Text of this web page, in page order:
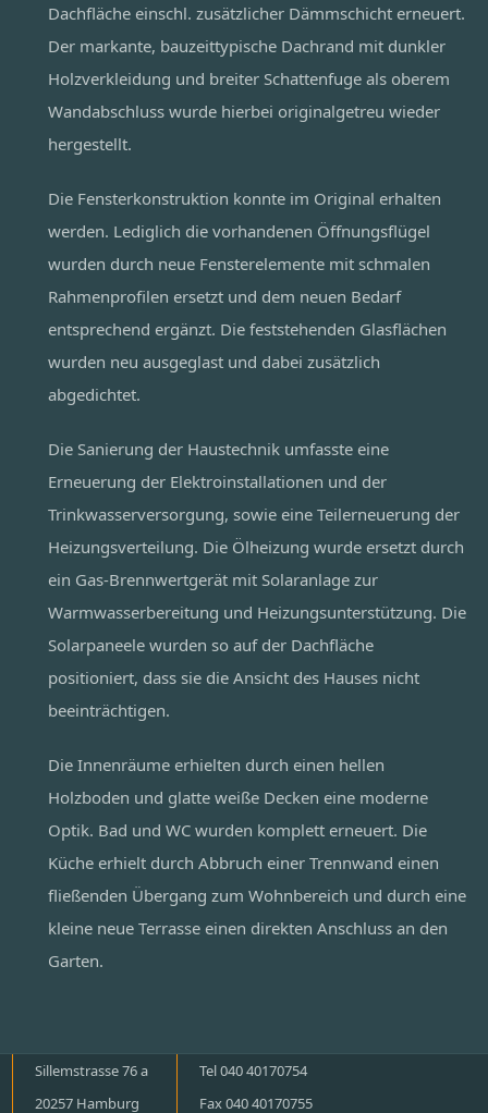
Dachfläche einschl. zusätzlicher Dämmschicht erneuert.
Der markante, bauzeittypische Dachrand mit dunkler
Holzverkleidung und breiter Schattenfuge als oberem
Wandabschluss wurde hierbei originalgetreu wieder
hergestellt.
Die Fensterkonstruktion konnte im Original erhalten
werden. Lediglich die vorhandenen Öffnungsflügel
wurden durch neue Fensterelemente mit schmalen
Rahmenprofilen ersetzt und dem neuen Bedarf
entsprechend ergänzt. Die feststehenden Glasflächen
wurden neu ausgeglast und dabei zusätzlich
abgedichtet.
Die Sanierung der Haustechnik umfasste eine
Erneuerung der Elektroinstallationen und der
Trinkwasserversorgung, sowie eine Teilerneuerung der
Heizungsverteilung. Die Ölheizung wurde ersetzt durch
ein Gas-Brennwertgerät mit Solaranlage zur
Warmwasserbereitung und Heizungsunterstützung. Die
Solarpaneele wurden so auf der Dachfläche
positioniert, dass sie die Ansicht des Hauses nicht
beeinträchtigen.
Die Innenräume erhielten durch einen hellen
Holzboden und glatte weiße Decken eine moderne
Optik. Bad und WC wurden komplett erneuert. Die
Küche erhielt durch Abbruch einer Trennwand einen
fließenden Übergang zum Wohnbereich und durch eine
kleine neue Terrasse einen direkten Anschluss an den
Garten.
Sillemstrasse 76 a
20257 Hamburg
Tel 040 40170754
Fax 040 40170755